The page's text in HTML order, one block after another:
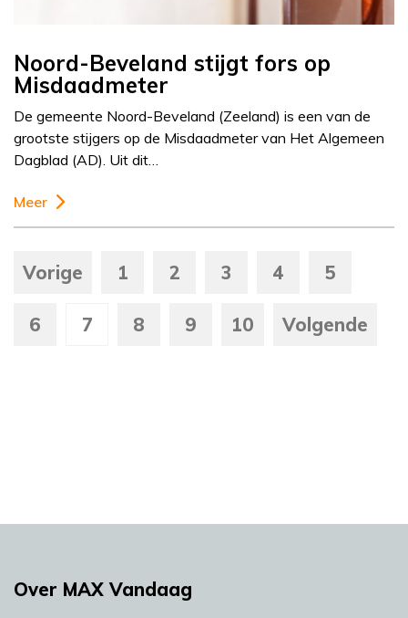
Noord-Beveland stijgt fors op
Misdaadmeter
De gemeente Noord-Beveland (Zeeland) is een van de
grootste stijgers op de Misdaadmeter van Het Algemeen
Dagblad (AD). Uit dit…
Meer
Vorige 1 2 3 4 5
6 7 8 9 10 Volgende
Over MAX Vandaag